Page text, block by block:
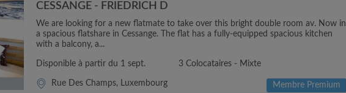
CESSANGE - FRIEDRICH D
We are looking for a new flatmate to take over this bright double room av. Now in
a spacious flatshare in Cessange. The flat has a fully-equipped spacious kitchen
with a balcony, a...
Disponible à partir du 1 sept. 3 Colocataires - Mixte
Rue Des Champs, Luxembourg Membre Premium